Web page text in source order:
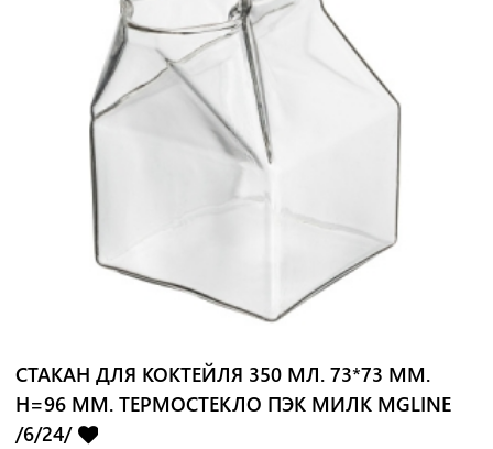
СТАКАН ДЛЯ КОКТЕЙЛЯ 350 МЛ. 73*73 ММ.
H=96 ММ. ТЕРМОСТЕКЛО ПЭК МИЛК MGLINE
/6/24/